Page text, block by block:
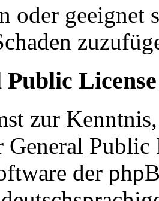
oder geeignet
Public License
zur
General
der